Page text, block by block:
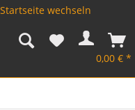
0,00 € *